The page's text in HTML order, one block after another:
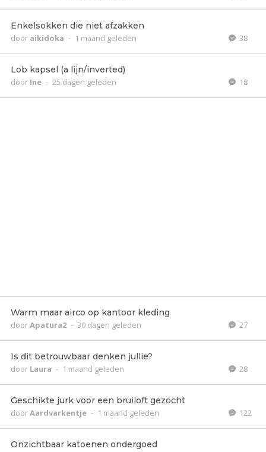
Enkelsokken die niet afzakken
door aikidoka - 1 maand geleden 38
Lob kapsel (a lijn/inverted)
door Ine - 25 dagen geleden 18
Warm maar airco op kantoor kleding
doorApatura2 - 30 dagen geleden 27
Is dit betrouwbaar denken jullie?
door Laura - 1 maand geleden 28
Geschikte jurk voor een bruiloft gezocht
doorAardvarkentje - 1 maand geleden 122
Onzichtbaar katoenen ondergoed